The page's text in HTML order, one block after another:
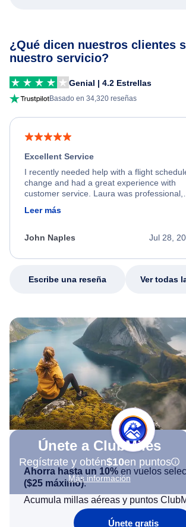
¿Qué dicen nuestros clientes
nuestro servicio?
Genial | 4.2 Estrellas
Basado en 34,320 reseñas
Excellent Service
I recently needed help with a flight
change and had a great experience with
customer service. Laura was professional,
friendly, and very helpful throughout the
process. She quickly found a solution and
appreciate her excellent service.
Leer más
Jul 28,
John Naples
Escribe una reseña Ver todas
Únete a ClubMiles
Regístrate y obtén$10en puntos
Más información
Ahorra hasta un 10% en vuelos
($25 máximo).
Acumula millas aéreas y puntos
Únete gratis